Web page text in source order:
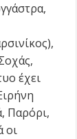
έχει
Παρόρι,
οι